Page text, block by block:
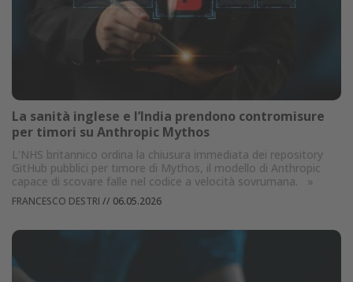
La sanità inglese e l’India prendono contromisure
per timori su Anthropic Mythos
L'NHS britannico ordina la chiusura immediata dei repository
GitHub pubblici per timore di Mythos, il modello di Anthropic
capace di scovare falle nel codice a velocità sovrumana.
»
FRANCESCO DESTRI // 06.05.2026